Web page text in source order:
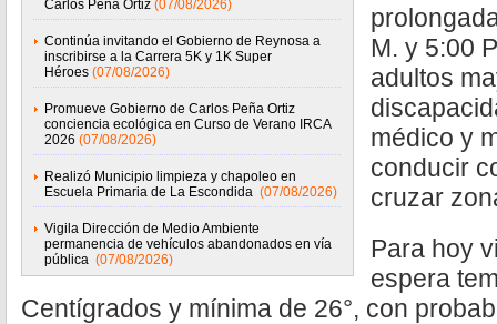
Carlos Peña Ortiz (07/08/2026)
Continúa invitando el Gobierno de Reynosa a
inscribirse a la Carrera 5K y 1K Super
Héroes (07/08/2026)
Promueve Gobierno de Carlos Peña Ortiz
conciencia ecológica en Curso de Verano IRCA
2026 (07/08/2026)
Realizó Municipio limpieza y chapoleo en
Escuela Primaria de La Escondida (07/08/2026)
Vigila Dirección de Medio Ambiente
permanencia de vehículos abandonados en vía
pública (07/08/2026)
M. y 5:00
adultos
médico y
conducir
cruzar
Para hoy
espera
Centígrados y mínima de 26°, con